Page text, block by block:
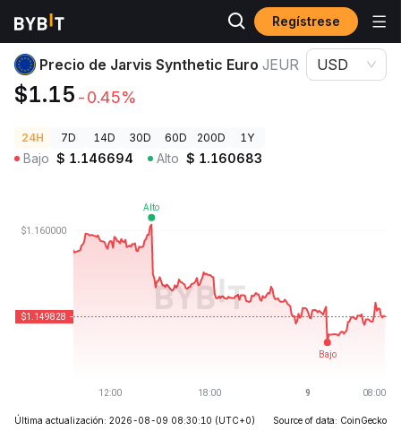
Regístrese
Precios de Criptomonedas Precio de Jarvis Synthetic Euro JEUR
Precio de Jarvis Synthetic Euro JEUR
$1.15 -0.45%
USD
24H 7D 14D 30D 60D 200D 1Y
Bajo $ 1.146694 Alto $ 1.160683
Última actualización: 2026-08-09 08:30:10 (UTC+0) Source of data: CoinGecko